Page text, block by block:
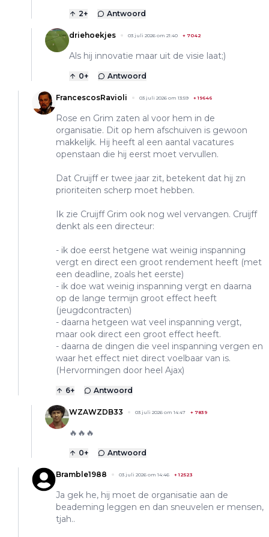
2+ Antwoord
driehoekjes 03 juli 2026 om 21:40 + 7042
Als hij innovatie maar uit de visie laat;)
0+ Antwoord
FrancescosRavioli 03 juli 2026 om 13:59 +19646
Rose en Grim zaten al voor hem in de
organisatie. Dit op hem afschuiven is gewoon
makkelijk. Hij heeft al een aantal vacatures
openstaan die hij eerst moet vervullen.
Dat Cruijff er twee jaar zit, betekent dat hij zn
prioriteiten scherp moet hebben.
Ik zie Cruijff Grim ook nog wel vervangen. Cruijff
denkt als een directeur:
- ik doe eerst hetgene wat weinig inspanning
vergt en direct een groot rendement heeft (met
een deadline, zoals het eerste)
- ik doe wat weinig inspanning vergt en daarna
op de lange termijn groot effect heeft
(jeugdcontracten)
- daarna hetgeen wat veel inspanning vergt,
maar ook direct een groot effect heeft.
- daarna de dingen die veel inspanning vergen en
waar het effect niet direct voelbaar van is.
(Hervormingen door heel Ajax)
6+ Antwoord
WZAWZDB33 03 juli 2026 om 14:47 + 7839
🔥🔥🔥
0+ Antwoord
Bramble1988 03 juli 2026 om 14:46 +12523
Ja gek he, hij moet de organisatie aan de
beademing leggen en dan sneuvelen er mensen,
tjah..